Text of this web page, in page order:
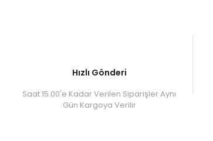
Hızlı Gönderi
Saat 15.00'e Kadar Verilen Siparişler Aynı
Gün Kargoya Verilir